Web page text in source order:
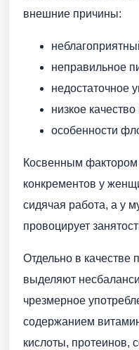
внешние причины:
неправильное
недостаточное
низкое
особенности
Косвенным
конкрементов у
сидячая работа, а у
провоцирует
Отдельно в качестве
выделяют
чрезмерное
содержанием
кислоты, протеинов,